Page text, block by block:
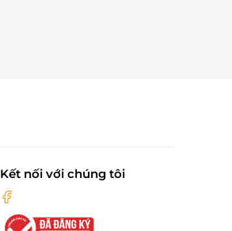
Kết nối với chúng tôi